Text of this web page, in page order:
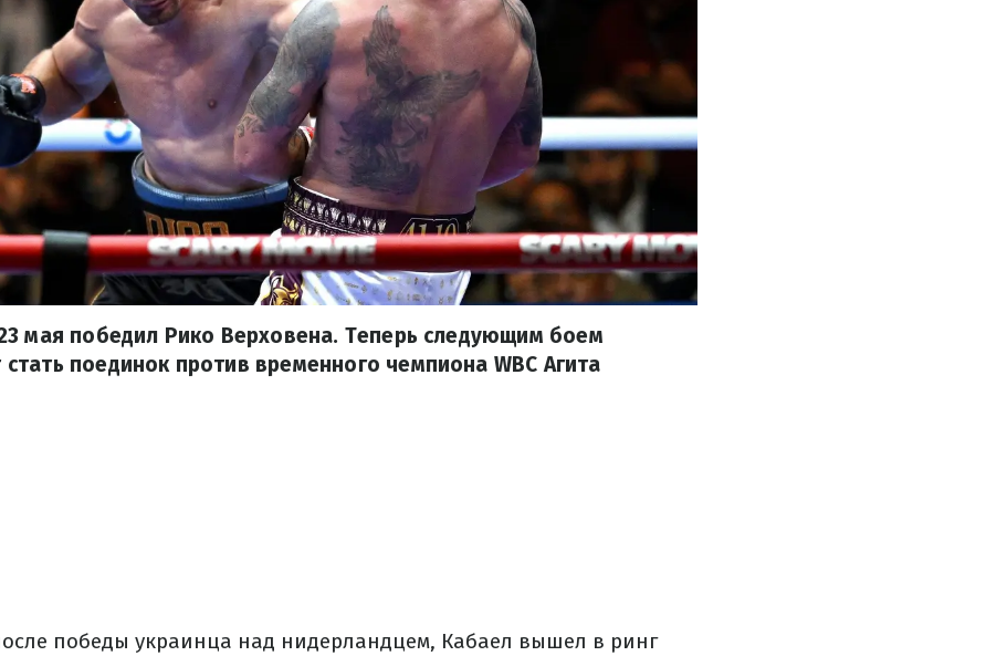
мая победил Рико Верховена. Теперь следующим боем
поединок против временного чемпиона WBC Агита
победы украинца над нидерландцем, Кабаел вышел в ринг